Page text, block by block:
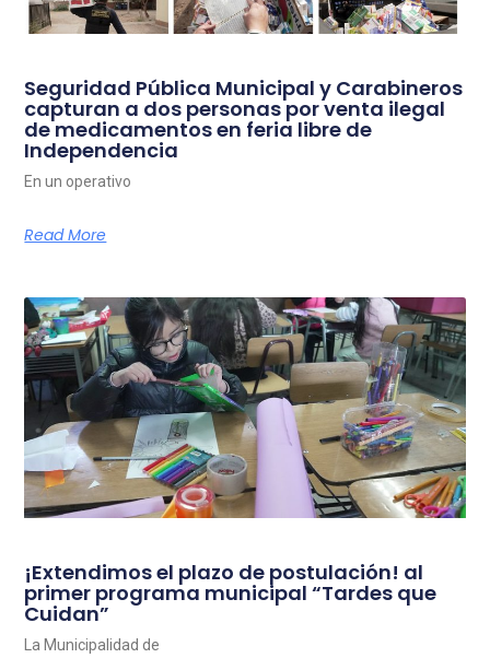
Seguridad Pública Municipal y Carabineros
capturan a dos personas por venta ilegal
de medicamentos en feria libre de
Independencia
En un operativo
Read More
¡Extendimos el plazo de postulación! al
primer programa municipal “Tardes que
Cuidan”
La Municipalidad de